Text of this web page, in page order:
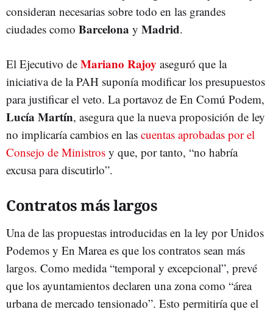
consideran necesarias sobre todo en las grandes
ciudades como Barcelona y Madrid.
El Ejecutivo de Mariano Rajoy aseguró que la
iniciativa de la PAH suponía modificar los presupuestos
para justificar el veto. La portavoz de En Comú Podem,
Lucía Martín, asegura que la nueva proposición de ley
no implicaría cambios en las cuentas aprobadas por el
Consejo de Ministros y que, por tanto, “no habría
excusa para discutirlo”.
Contratos más largos
Una de las propuestas introducidas en la ley por Unidos
Podemos y En Marea es que los contratos sean más
largos. Como medida “temporal y excepcional”, prevé
que los ayuntamientos declaren una zona como “área
urbana de mercado tensionado”. Esto permitiría que el